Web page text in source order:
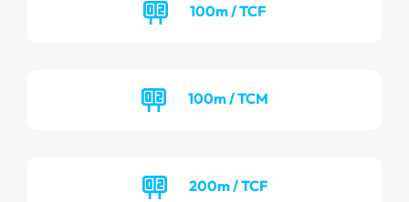
100m / TCF
100m / TCM
200m / TCF